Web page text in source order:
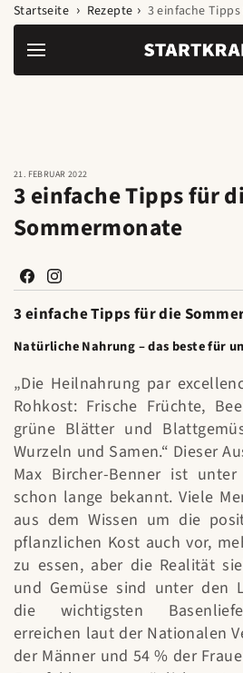
Zum Inhalt
springen
Startseite Rezepte 3 einfache
21. FEBRUAR 2022
3 einfache Tipps für
Sommermonate
Facebook
Instagram
3 einfache Tipps für die
Natürliche Nahrung – das beste für
„Die Heilnahrung par
Rohkost: Frische Früchte,
grüne Blätter und
Wurzeln und Samen.“ Dieser
Max Bircher-Benner ist unter
schon lange bekannt. Viele
aus dem Wissen um die
pflanzlichen Kost auch vor,
zu essen, aber die Realität
und Gemüse sind unter den
die wichtigsten
erreichen laut der Nationalen
der Männer und 54 % der